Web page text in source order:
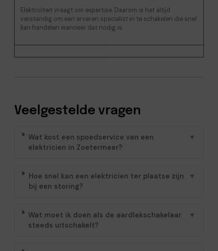
Elektriciteit vraagt om expertise. Daarom is het altijd
verstandig om een ervaren specialist in te schakelen die snel
kan handelen wanneer dat nodig is.
Veelgestelde vragen
Wat kost een spoedservice van een
elektricien in Zoetermeer?
▼
Hoe snel kan een elektricien ter plaatse zijn
bij een storing?
▼
Wat moet ik doen als de aardlekschakelaar
steeds uitschakelt?
▼